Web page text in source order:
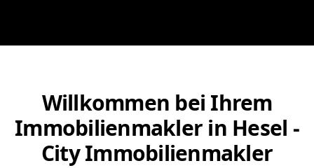
Willkommen bei Ihrem
Immobilienmakler in Hesel -
City Immobilienmakler